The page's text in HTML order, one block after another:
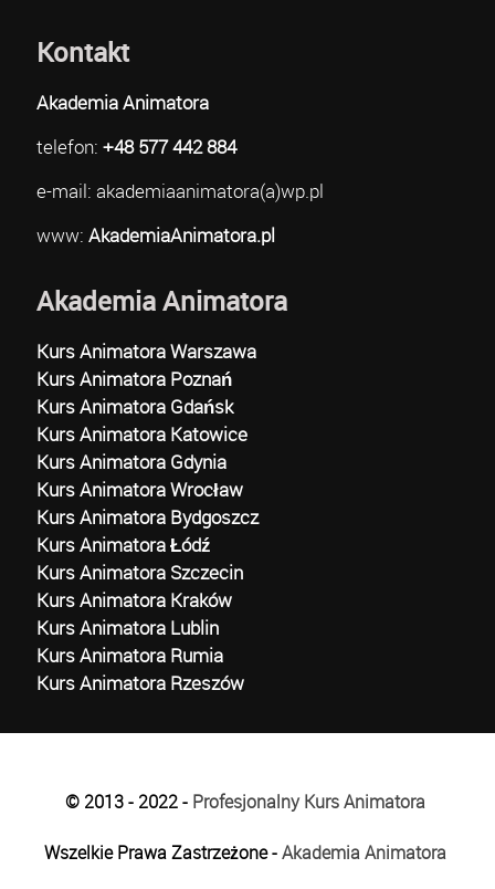
Kontakt
Akademia Animatora
telefon: +48 577 442 884
e-mail: akademiaanimatora(a)wp.pl
www: AkademiaAnimatora.pl
Akademia Animatora
Kurs Animatora Warszawa
Kurs Animatora Poznań
Kurs Animatora Gdańsk
Kurs Animatora Katowice
Kurs Animatora Gdynia
Kurs Animatora Wrocław
Kurs Animatora Bydgoszcz
Kurs Animatora Łódź
Kurs Animatora Szczecin
Kurs Animatora Kraków
Kurs Animatora Lublin
Kurs Animatora Rumia
Kurs Animatora Rzeszów
© 2013 - 2022 - Profesjonalny Kurs Animatora
Wszelkie Prawa Zastrzeżone -Akademia Animatora